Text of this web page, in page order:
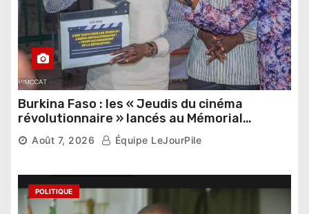
Burkina Faso : les « Jeudis du cinéma
révolutionnaire » lancés au Mémorial
Thomas Sankara
Août 7, 2026 Équipe LeJourPile
POLITIQUE